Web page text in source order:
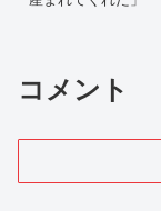
コメント